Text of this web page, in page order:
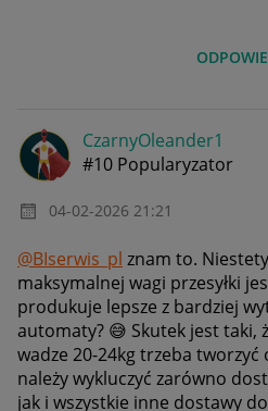
CzarnyOleander1
#10 Popularyzator
‎04-02-2026 21:21
@BIserwis_pl znam to.
maksymalnej wagi przesyłki
produkuje lepsze z bardziej
automaty? 😅 Skutek jest taki,
wadze 20-24kg trzeba
należy wykluczyć zarówno
jak i wszystkie inne dostawy